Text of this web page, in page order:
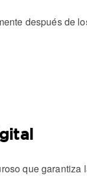
después de
que garantiza